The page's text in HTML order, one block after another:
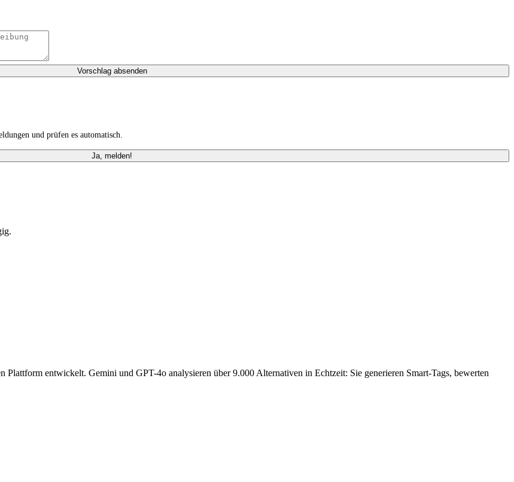
Vorschlag absenden
und prüfen es automatisch.
Ja, melden!
entwickelt. Gemini und GPT-4o analysieren über 9.000 Alternativen in Echtzeit: Sie generieren Smart-Tags, bewerten